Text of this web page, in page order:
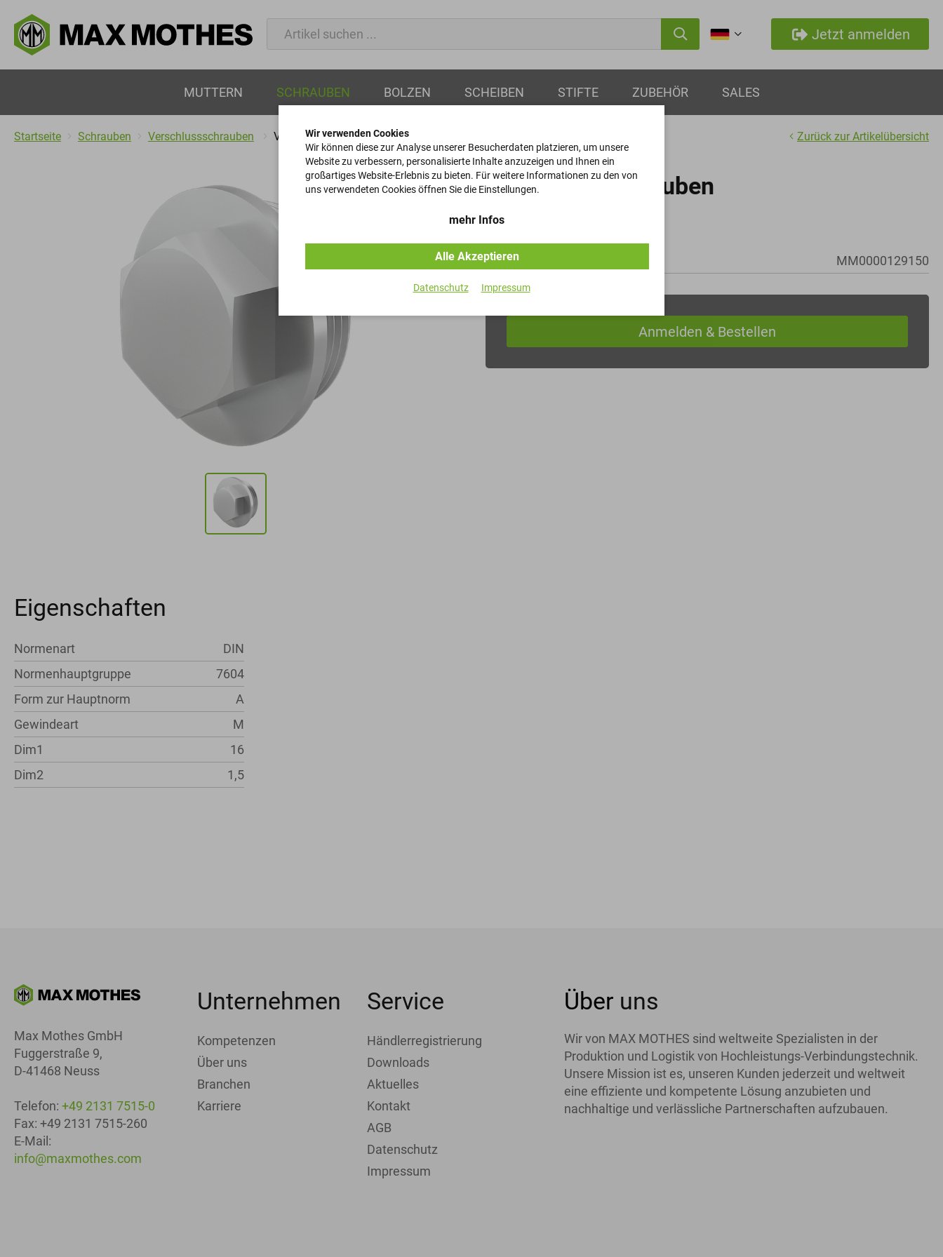
Jetzt anmelden
MUTTERN SCHRAUBEN BOLZEN SCHEIBEN STIFTE ZUBEHÖR SALES
Startseite Schrauben Verschlussschrauben Verschlussschrauben Zurück zur Artikelübersicht
Verschlussschrauben
DIN 7604 - A - M16x1,5
Artikel-Nr. MM0000129150
Eigenschaften
Normenart
DIN
Normenhauptgruppe
7604
Form zur Hauptnorm
A
Gewindeart
M
Dim1
16
Dim2
1,5
Max Mothes GmbH
Fuggerstraße 9,
D-41468 Neuss
Telefon: +49 2131 7515-0
Fax: +49 2131 7515-260
E-Mail:
info@maxmothes.com
Unternehmen
Kompetenzen
Über uns
Branchen
Karriere
Service
Händlerregistrierung
Downloads
Aktuelles
Kontakt
AGB
Datenschutz
Impressum
Über uns
Wir von MAX MOTHES sind weltweite Spezialisten in der
Produktion und Logistik von Hochleistungs-Verbindungstechnik.
Unsere Mission ist es, unseren Kunden jederzeit und weltweit
eine effiziente und kompetente Lösung anzubieten und
nachhaltige und verlässliche Partnerschaften aufzubauen.
Wir verwenden Cookies
Wir können diese zur Analyse unserer Besucherdaten platzieren, um unsere
Website zu verbessern, personalisierte Inhalte anzuzeigen und Ihnen ein
großartiges Website-Erlebnis zu bieten. Für weitere Informationen zu den von
uns verwendeten Cookies öffnen Sie die Einstellungen.
mehr Infos
Alle Akzeptieren
Datenschutz Impressum